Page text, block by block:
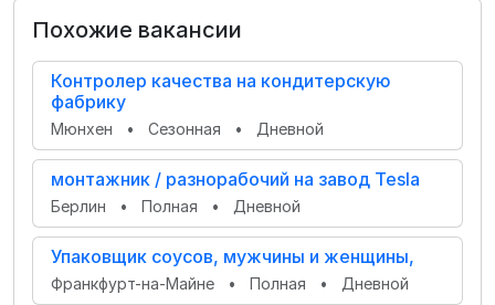
Похожие вакансии
Контролер качества на кондитерскую
фабрику
Мюнхен • Сезонная • Дневной
монтажник / разнорабочий на завод Tesla
Берлин • Полная • Дневной
Упаковщик соусов, мужчины и женщины,
Франкфурт-на-Майне • Полная • Дневной